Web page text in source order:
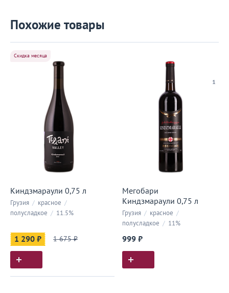
Похожие товары
Скидка месяца
Киндзмараули 0,75 л
Грузия / красное /
полусладкое / 11.5%
1 290 ₽ 1 675 ₽
1
Мегобари
Киндзмараули 0,75 л
Грузия / красное /
полусладкое / 11%
999 ₽